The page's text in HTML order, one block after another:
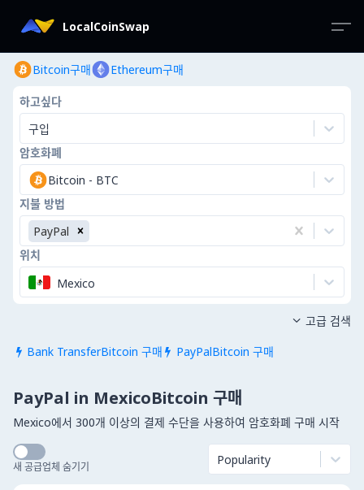
LocalCoinSwap
Bitcoin구매 Ethereum구매
하고싶다
구입
암호화폐
Bitcoin - BTC
지불 방법
PayPal
위치
Mexico
 Bank TransferBitcoin 구매  PayPalBitcoin 구매
 고급 검색
PayPal in MexicoBitcoin 구매
Mexico에서 300개 이상의 결제 수단을 사용하여 암호화폐 구매 시작
새 공급업체 숨기기 Popularity